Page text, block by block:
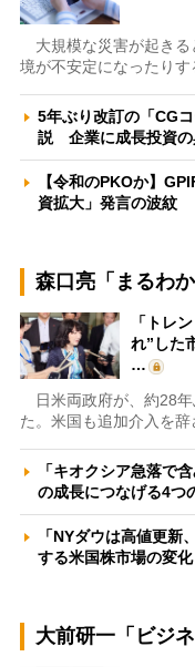
大規模な災害が起きる
境が不安定になったり
5年ぶり改訂の「CG
説 企業に成長投資
【令和のPKOか】
資拡大」発言の波紋
森口亮「まるわか
「トレ
れ”した
…
日米両政府が、約28年
た。米国も追加介入を
「キオクシア急落で
の成長につなげる4
「NYダウは高値更
する米国株市場の変
大前研一「ビジ